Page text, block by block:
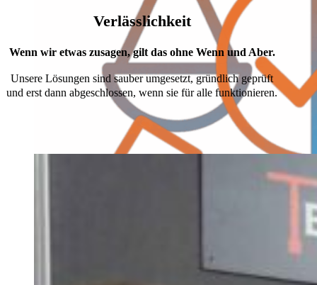
Verlässlichkeit
Wenn wir etwas zusagen, gilt das ohne Wenn und Aber.
Unsere Lösungen sind sauber umgesetzt, gründlich geprüft
und erst dann abgeschlossen, wenn sie für alle funktionieren.